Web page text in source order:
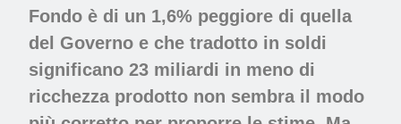
Fondo è di un 1,6% peggiore di quella
del Governo e che tradotto in soldi
significano 23 miliardi in meno di
ricchezza prodotto non sembra il modo